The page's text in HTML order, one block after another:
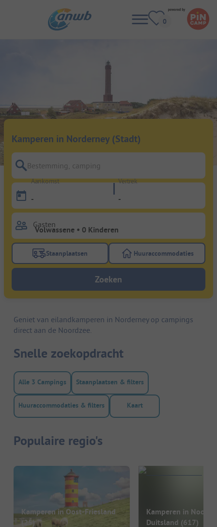
Kamperen in Norderney (Stadt)
Bestemming, camping
Aankomst
-
Vertrek
-
Gasten
Gebruik de filterknop staanplaatsen om te zoeken
Staanplaatsen Gebruik de
Huuraccommodaties
Zoeken
Geniet van eilandkamperen in Norderney op campings
direct aan de Noordzee.
Snelle zoekopdracht
Alle 3 Campings Staanplaatsen & filters
Huuraccommodaties & filters Kaart
Populaire regio's
Kamperen in Oost-Friesland
(25)
Kamperen in Noord-
Duitsland (617)